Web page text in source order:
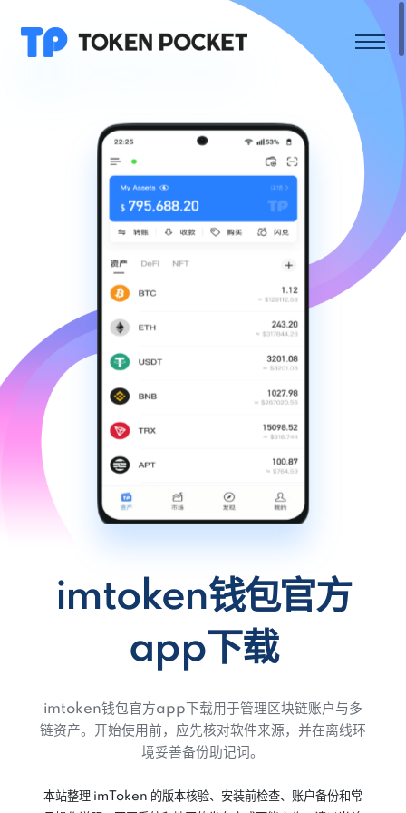
imtoken钱包官方
app下载
imtoken钱包官方app下载用于管理区块链账户与多
链资产。开始使用前，应先核对软件来源，并在离线环
境妥善备份助记词。
本站整理 imToken 的版本核验、安装前检查、账户备份和常